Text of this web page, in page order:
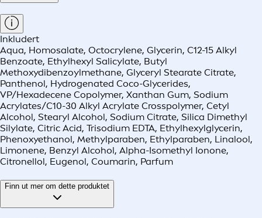
Inkludert
Aqua, Homosalate, Octocrylene, Glycerin, C12-15 Alkyl
Benzoate, Ethylhexyl Salicylate, Butyl
Methoxydibenzoylmethane, Glyceryl Stearate Citrate,
Panthenol, Hydrogenated Coco-Glycerides,
VP/Hexadecene Copolymer, Xanthan Gum, Sodium
Acrylates/C10-30 Alkyl Acrylate Crosspolymer, Cetyl
Alcohol, Stearyl Alcohol, Sodium Citrate, Silica Dimethyl
Silylate, Citric Acid, Trisodium EDTA, Ethylhexylglycerin,
Phenoxyethanol, Methylparaben, Ethylparaben, Linalool,
Limonene, Benzyl Alcohol, Alpha-Isomethyl Ionone,
Citronellol, Eugenol, Coumarin, Parfum
Finn ut mer om dette produktet